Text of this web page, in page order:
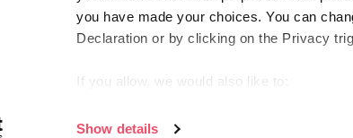
you have made your choices. You can
Declaration or by clicking on the Privacy
If you allow, we would also like to:
Identify your device by actively
Show details